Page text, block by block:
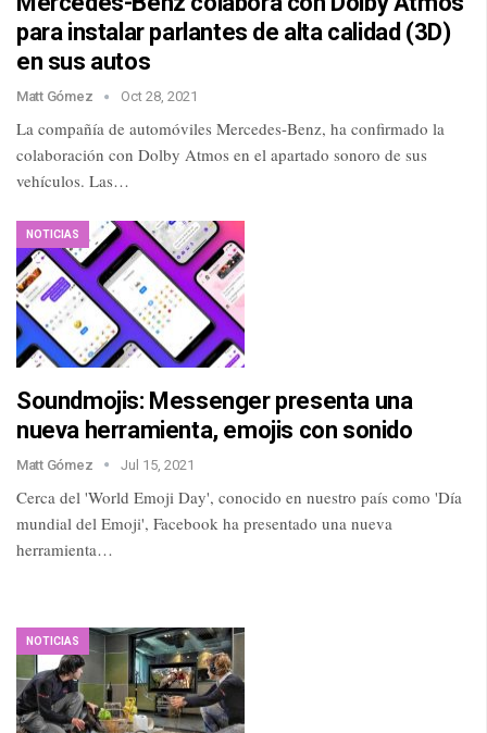
para instalar parlantes de alta calidad (3D)
en sus autos
Matt Gómez Oct 28, 2021
La compañía de automóviles Mercedes-Benz, ha confirmado la
colaboración con Dolby Atmos en el apartado sonoro de sus
vehículos. Las…
NOTICIAS
Soundmojis: Messenger presenta una
nueva herramienta, emojis con sonido
Matt Gómez Jul 15, 2021
Cerca del 'World Emoji Day', conocido en nuestro país como 'Día
mundial del Emoji', Facebook ha presentado una nueva
herramienta…
NOTICIAS